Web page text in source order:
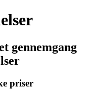
gennemgang
priser